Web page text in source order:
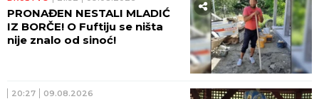
PRONAĐEN NESTALI MLADIĆ
IZ BORČE! O Fuftiju se ništa
nije znalo od sinoć!
20:27 09.08.2026